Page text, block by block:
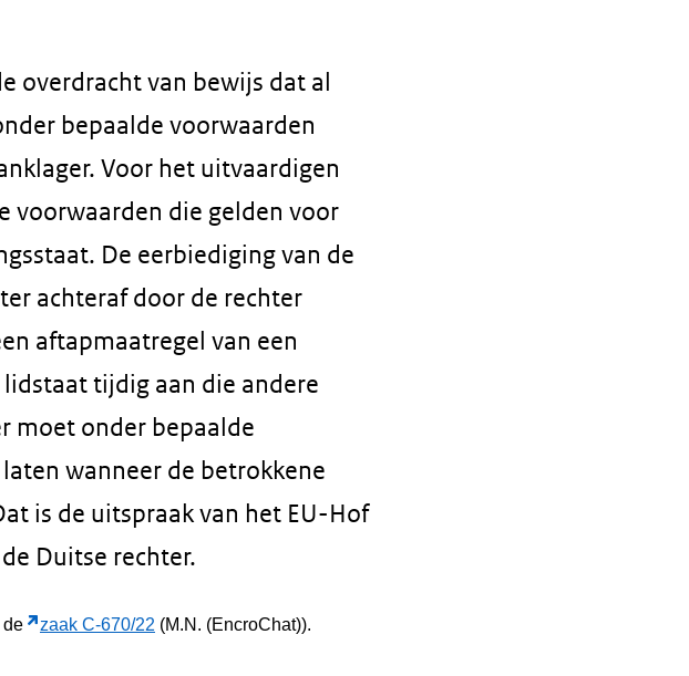
overdracht van bewijs dat al
bepaalde voorwaarden
Voor het uitvaardigen
voorwaarden die gelden voor
De eerbiediging van de
achteraf door de rechter
aftapmaatregel van een
tijdig aan die andere
moet onder bepaalde
wanneer de betrokkene
is de uitspraak van het EU-Hof
Duitse rechter.
de zaak C-670/22 (M.N. (EncroChat)).